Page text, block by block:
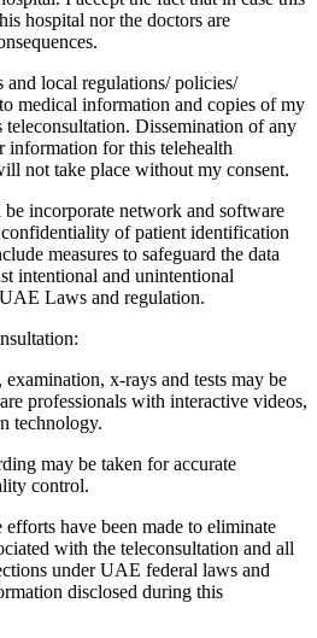
hospital nor the doctors are
local regulations/ policies/
medical information and copies of my
Dissemination of any
information for this telehealth
not take place without my consent.
incorporate network and software
of patient identification
measures to safeguard the data
intentional and unintentional
Laws and regulation.
x-rays and tests may be
professionals with interactive videos,
technology.
may be taken for accurate
control.
have been made to eliminate
with the teleconsultation and all
under UAE federal laws and
disclosed during this